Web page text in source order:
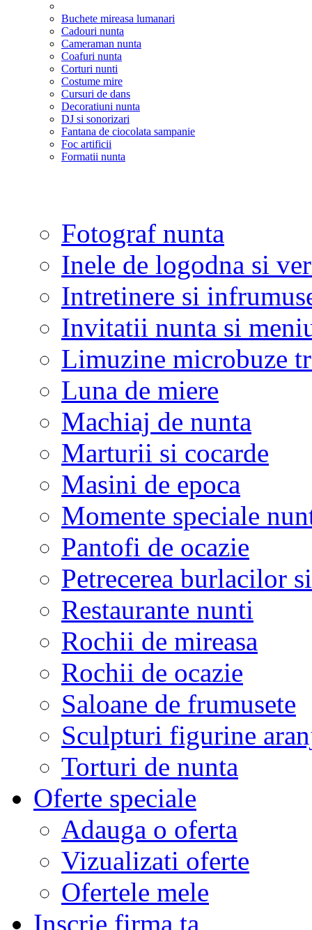
Buchete mireasa lumanari
Cadouri nunta
Cameraman nunta
Coafuri nunta
Corturi nunti
Costume mire
Cursuri de dans
Decoratiuni nunta
DJ si sonorizari
Fantana de ciocolata sampanie
Foc artificii
Formatii nunta
Fotograf nunta
Inele de logodna si
Intretinere si
Invitatii nunta si
Limuzine microbuze
Luna de miere
Machiaj de nunta
Marturii si cocarde
Masini de epoca
Momente speciale
Pantofi de ocazie
Petrecerea burlacilor
Restaurante nunti
Rochii de mireasa
Rochii de ocazie
Saloane de frumusete
Sculpturi figurine
Torturi de nunta
Oferte speciale
Adauga o oferta
Vizualizati oferte
Ofertele mele
Inscrie firma ta